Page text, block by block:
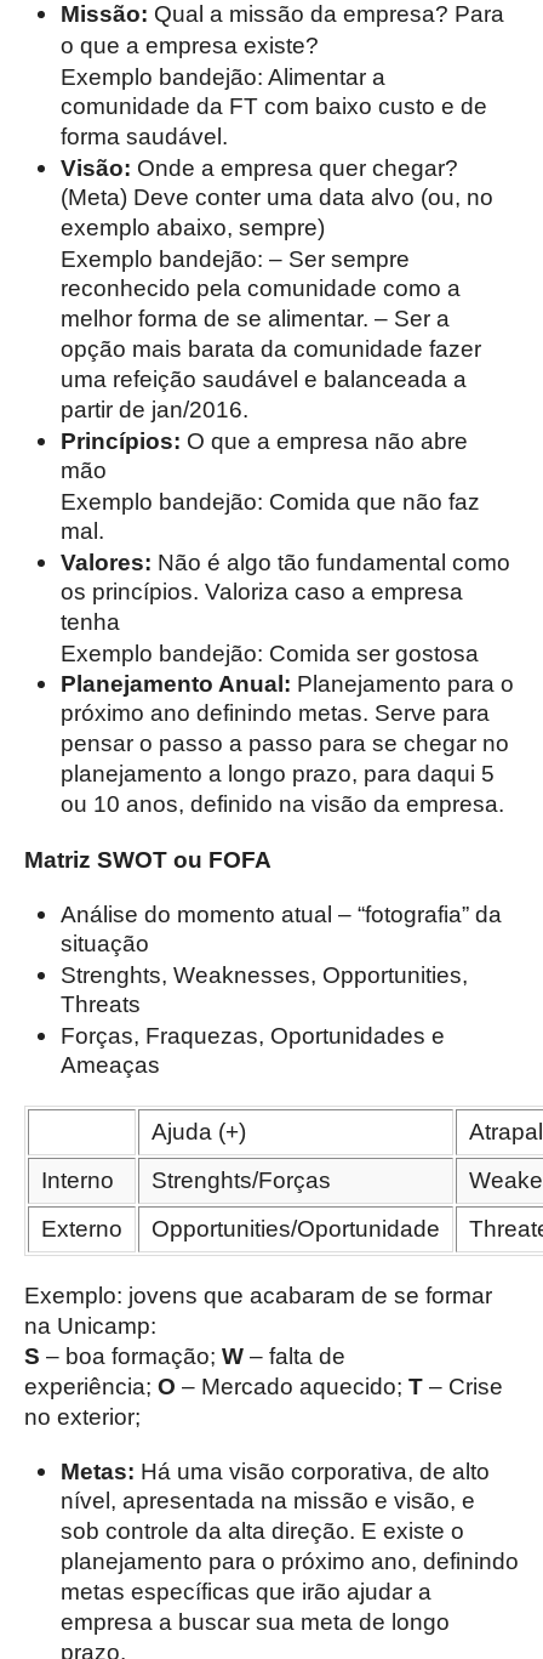
Missão: Qual a missão da empresa? Para
o que a empresa existe?
Exemplo bandejão: Alimentar a
comunidade da FT com baixo custo e de
forma saudável.
Visão: Onde a empresa quer chegar?
(Meta) Deve conter uma data alvo (ou, no
exemplo abaixo, sempre)
Exemplo bandejão: – Ser sempre
reconhecido pela comunidade como a
melhor forma de se alimentar. – Ser a
opção mais barata da comunidade fazer
uma refeição saudável e balanceada a
partir de jan/2016.
Princípios: O que a empresa não abre
mão
Exemplo bandejão: Comida que não faz
mal.
Valores: Não é algo tão fundamental como
os princípios. Valoriza caso a empresa
tenha
Exemplo bandejão: Comida ser gostosa
Planejamento Anual: Planejamento para o
próximo ano definindo metas. Serve para
pensar o passo a passo para se chegar no
planejamento a longo prazo, para daqui 5
ou 10 anos, definido na visão da empresa.
Matriz SWOT ou FOFA
Análise do momento atual – “fotografia” da
situação
Strenghts, Weaknesses, Opportunities,
Threats
Forças, Fraquezas, Oportunidades e
Ameaças
Ajuda (+)
Interno
Strenghts/Forças
Externo
Opportunities/Oportunidade
Exemplo: jovens que acabaram de se formar
na Unicamp:
S – boa formação; W – falta de
experiência; O – Mercado aquecido; T – Crise
no exterior;
Metas: Há uma visão corporativa, de alto
nível, apresentada na missão e visão, e
sob controle da alta direção. E existe o
planejamento para o próximo ano, definindo
metas específicas que irão ajudar a
empresa a buscar sua meta de longo